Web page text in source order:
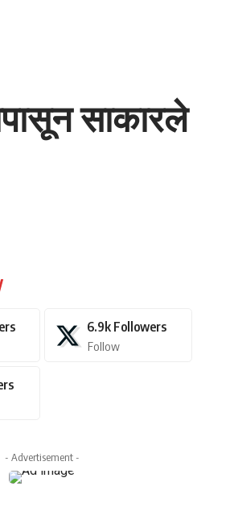
साकारले
6.9k Followers
Follow
- Advertisement -